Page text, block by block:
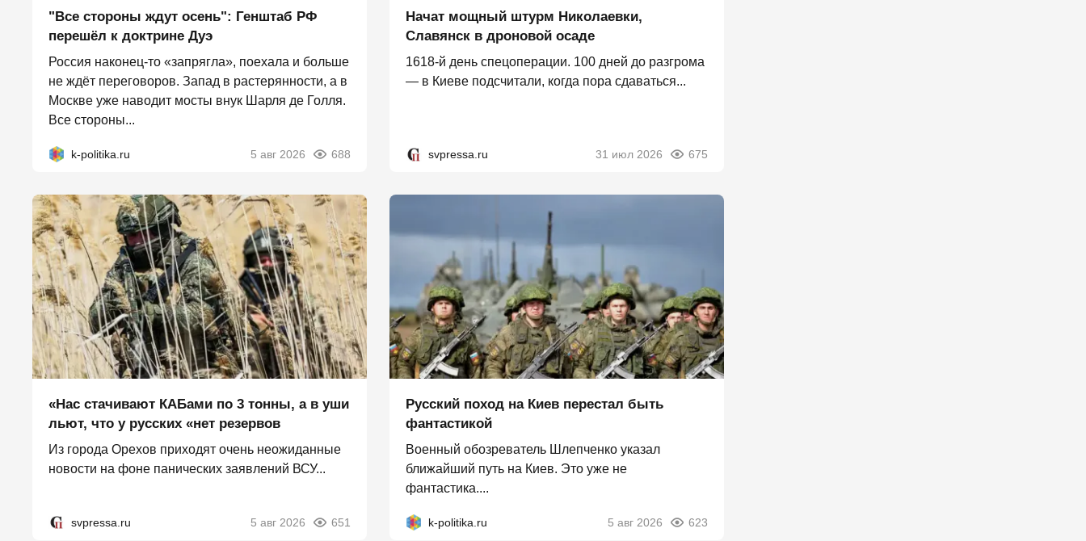
"Все стороны ждут осень": Генштаб РФ
перешёл к доктрине Дуэ
Россия наконец-то «запрягла», поехала и больше
не ждёт переговоров. Запад в растерянности, а в
Москве уже наводит мосты внук Шарля де Голля.
Все стороны...
k-politika.ru 5 авг 2026 688
Начат мощный штурм Николаевки,
Славянск в дроновой осаде
1618-й день спецоперации. 100 дней до разгрома
— в Киеве подсчитали, когда пора сдаваться...
svpressa.ru 31 июл 2026 675
«Нас стачивают КАБами по 3 тонны, а в уши
льют, что у русских «нет резервов
Из города Орехов приходят очень неожиданные
новости на фоне панических заявлений ВСУ...
svpressa.ru 5 авг 2026 651
Русский поход на Киев перестал быть
фантастикой
Военный обозреватель Шлепченко указал
ближайший путь на Киев. Это уже не
фантастика....
k-politika.ru 5 авг 2026 623